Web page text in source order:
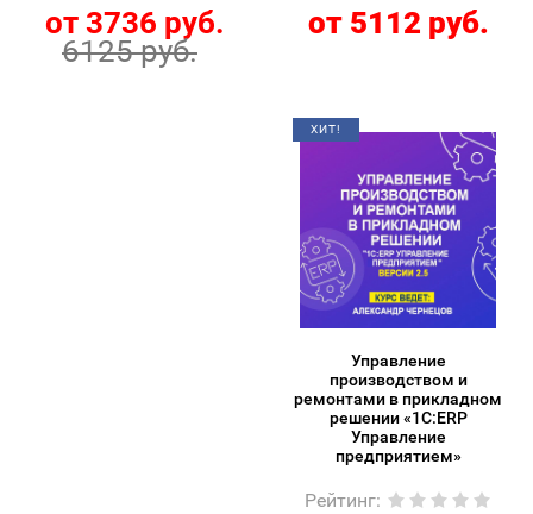
от 3736 руб.
6125 руб.
от 5112 руб.
ХИТ!
Управление
производством и
ремонтами в прикладном
решении «1С:ERP
Управление
предприятием»
Рейтинг: